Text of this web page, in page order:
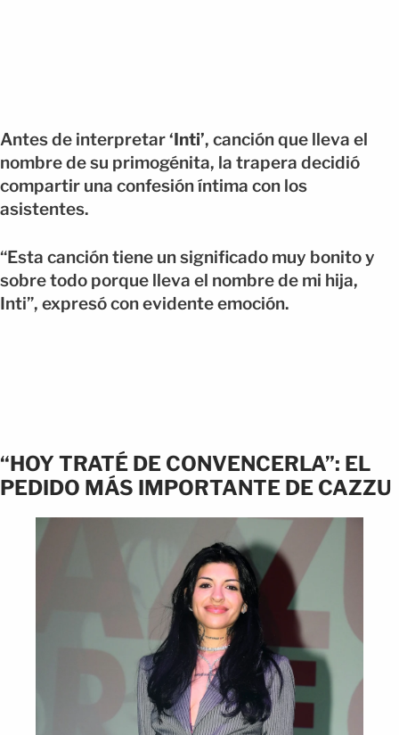
Antes de interpretar‘Inti’, canción que lleva el
nombre de su primogénita, la trapera decidió
compartir una confesión íntima con los
asistentes.
“Esta canción tiene un significado muy bonito y
sobre todo porque lleva el nombre de mi hija,
Inti”, expresó con evidente emoción.
“HOY TRATÉ DE CONVENCERLA”: EL
PEDIDO MÁS IMPORTANTE DE CAZZU